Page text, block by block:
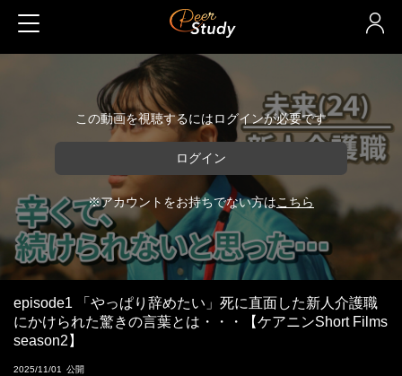
この動画を視聴するにはログインが必要です
ログイン
※アカウントをお持ちでない方はこちら
episode1 「やっぱり辞めたい」死に直面した新人介護職
にかけられた驚きの言葉とは・・・【ケアニンShort Films
season2】
2025/11/01